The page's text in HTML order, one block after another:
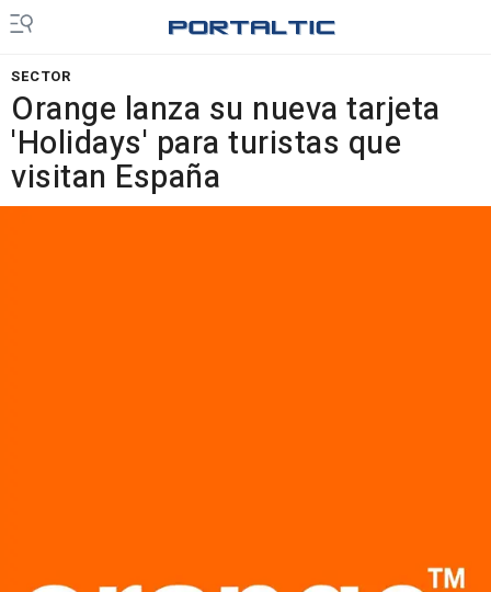
SECTOR
Orange lanza su nueva tarjeta
'Holidays' para turistas que
visitan España